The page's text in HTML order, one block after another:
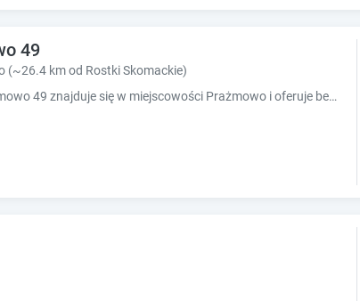
49
(~26.4 km od Rostki Skomackie)
Obiekt Prażmowo 49 znajduje się w miejscowości Prażmowo i oferuje bezpłatne Wi-Fi, bezpłatny prywatny parking oraz widok na basen. Odległość